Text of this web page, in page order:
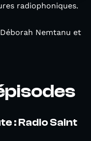
radiophoniques.
Nemtanu et
: Radio Saint